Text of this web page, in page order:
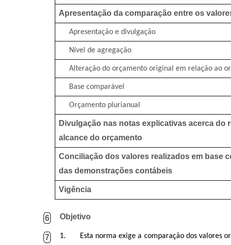
Apresentação da comparação entre os
Apresentação e divulgação
Nível de agregação
Alteração do orçamento original em relação ao
Base comparável
Orçamento plurianual
Divulgação nas notas explicativas acerca do
alcance do orçamento
Conciliação dos valores realizados em base
das demonstrações contábeis
Vigência
6 Objetivo
7 1.
Esta norma exige a comparação dos valores